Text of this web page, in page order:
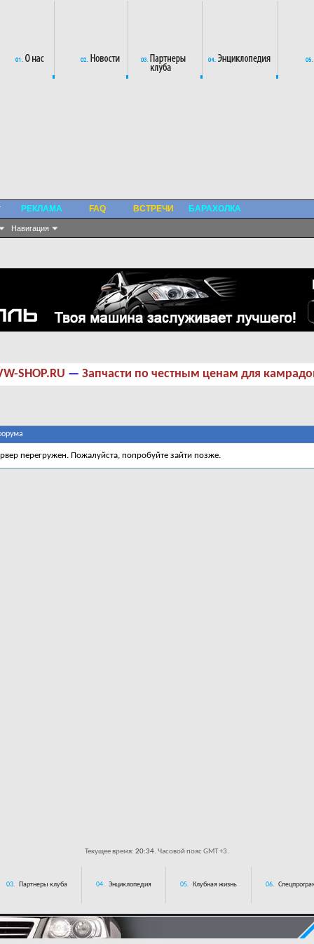
Навигация
РЕКЛАМА FAQ ВСТРЕЧИ БАРАХОЛКА
SHOP.RU — Запчасти по честным ценам для
перегружен. Пожалуйста, попробуйте зайти позже.
Текущее время: 20:34. Часовой пояс GMT +3.
03. Партнеры клуба 04. Энциклопедия 05. Клубная жизнь 06.